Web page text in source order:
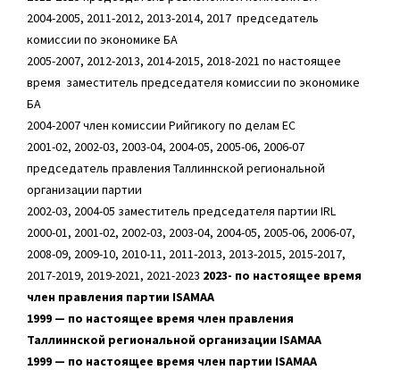
2004-2005, 2011-2012, 2013-2014, 2017 председатель
комиссии по экономике БА
2005-2007, 2012-2013, 2014-2015, 2018-2021 по настоящее
время заместитель председателя комиссии по экономике
БА
2004-2007 член комиссии Рийгикогу по делам ЕС
2001-02, 2002-03, 2003-04, 2004-05, 2005-06, 2006-07
председатель правления Таллиннской региональной
организации партии
2002-03, 2004-05 заместитель председателя партии IRL
2000-01, 2001-02, 2002-03, 2003-04, 2004-05, 2005-06, 2006-07,
2008-09, 2009-10, 2010-11, 2011-2013, 2013-2015, 2015-2017,
2017-2019, 2019-2021, 2021-2023 2023- по настоящее время
член правления партии ISAMAA
1999 — по настоящее время член правления
Таллиннской региональной организации ISAMAA
1999 — по настоящее время член партии ISAMAA